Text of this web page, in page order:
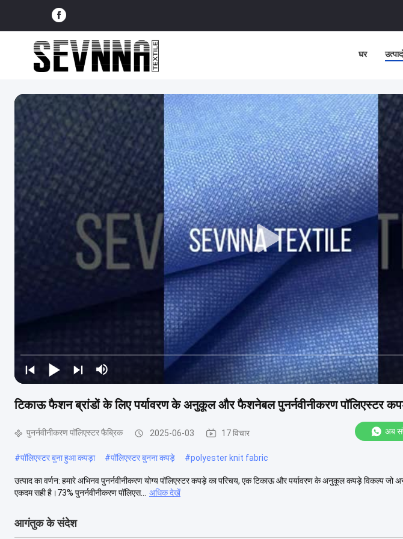
घर
टिकाऊ फैशन ब्रांडों के लिए पर्यावरण के अनुकूल और फैशनेबल पुनर्नवीनीकरण पॉलिएस्टर
पुनर्नवीनीकरण पॉलिएस्टर फैब्रिक 2025-06-03 17 विचार अब
#पॉलिएस्टर बुना हुआ कपड़ा #पॉलिएस्टर बुनना कपड़े #polyester knit fabric
उत्पाद का वर्णन: हमारे अभिनव पुनर्नवीनीकरण योग्य पॉलिएस्टर कपड़े का परिचय, एक टिकाऊ और पर्यावरण के अनुकूल कपड़े विकल्प जो
एकदम सही है।73% पुनर्नवीनीकरण पॉलिएस...
अधिक देखें
आगंतुक के संदेश